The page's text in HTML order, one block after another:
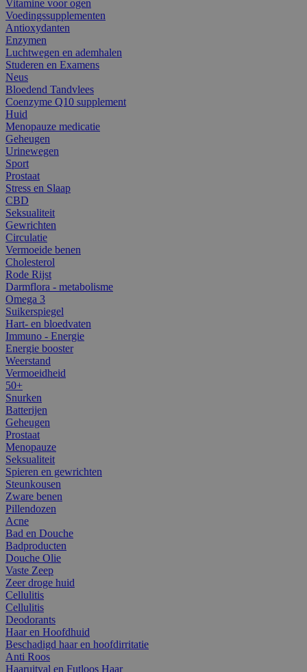
Vitamine voor ogen
Voedingssupplementen
Antioxydanten
Enzymen
Luchtwegen en ademhalen
Studeren en Examens
Neus
Bloedend Tandvlees
Coenzyme Q10 supplement
Huid
Menopauze medicatie
Geheugen
Urinewegen
Sport
Prostaat
Stress en Slaap
CBD
Seksualiteit
Gewrichten
Circulatie
Vermoeide benen
Cholesterol
Rode Rijst
Darmflora - metabolisme
Omega 3
Suikerspiegel
Hart- en bloedvaten
Immuno - Energie
Energie booster
Weerstand
Vermoeidheid
50+
Snurken
Batterijen
Geheugen
Prostaat
Menopauze
Seksualiteit
Spieren en gewrichten
Steunkousen
Zware benen
Pillendozen
Acne
Bad en Douche
Badproducten
Douche Olie
Vaste Zeep
Zeer droge huid
Cellulitis
Cellulitis
Deodorants
Haar en Hoofdhuid
Beschadigd haar en hoofdirritatie
Anti Roos
Haaruitval en Futloos Haar